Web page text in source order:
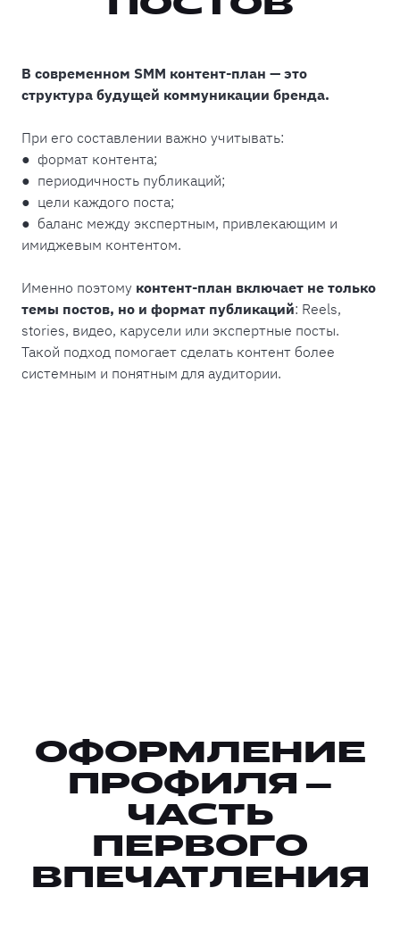
ПОСТОВ
В современном SMM контент-план — это
структура будущей коммуникации бренда.
При его составлении важно учитывать:
● формат контента;
● периодичность публикаций;
● цели каждого поста;
● баланс между экспертным, привлекающим и
имиджевым контентом.
Именно поэтому контент-план включает не только
темы постов, но и формат публикаций: Reels,
stories, видео, карусели или экспертные посты.
Такой подход помогает сделать контент более
системным и понятным для аудитории.
ОФОРМЛЕНИЕ
ПРОФИЛЯ —
ЧАСТЬ
ПЕРВОГО
ВПЕЧАТЛЕНИЯ